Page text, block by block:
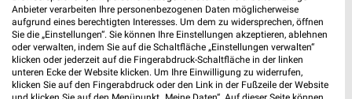
Anbieter verarbeiten Ihre personenbezogenen Daten möglicherweise
aufgrund eines berechtigten Interesses. Um dem zu widersprechen, öffnen
Sie die „Einstellungen“. Sie können Ihre Einstellungen akzeptieren, ablehnen
oder verwalten, indem Sie auf die Schaltfläche „Einstellungen verwalten“
klicken oder jederzeit auf die Fingerabdruck-Schaltfläche in der linken
unteren Ecke der Website klicken. Um Ihre Einwilligung zu widerrufen,
klicken Sie auf den Fingerabdruck oder den Link in der Fußzeile der Website